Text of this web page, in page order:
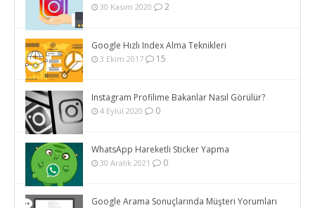
30 Kasım 2020 2
Google Hızlı Index Alma Teknikleri
3 Ekim 2017 15
Instagram Profilime Bakanlar Nasıl Görülür?
4 Eylül 2020 0
WhatsApp Hareketli Sticker Yapma
30 Aralık 2021 0
Google Arama Sonuçlarında Müşteri Yorumları